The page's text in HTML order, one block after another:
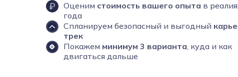
Оценим стоимость вашего опыта в
года
Cпланируем безопасный и выгодный
трек
Покажем минимум 3 варианта, куда и как
двигаться дальше